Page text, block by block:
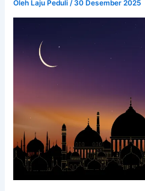
Oleh Laju Peduli/30 Desember 2025